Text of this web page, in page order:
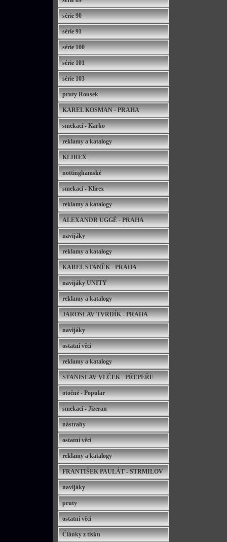
série 90
série 91
série 100
série 101
série 103
pruty Rousek
KAREL KOSMAN - PRAHA
smekací - Karko
reklamy a katalogy
KLIREX
nottinghamské
smekací - Klirex
reklamy a katalogy
ALEXANDR UGGÉ - PRAHA
navijáky
reklamy a katalogy
KAREL STANĚK - PRAHA
navijáky UNITY
reklamy a katalogy
JAROSLAV TVRDÍK - PRAHA
navijáky
ostatní věci
reklamy a katalogy
STANISLAV VLČEK - PŘEPEŘE
otočné - Popular
smekací - Jizeran
nástrahy
ostatní věci
reklamy a katalogy
FRANTIŠEK PAULÁT - STRMILOV
navijáky
pruty
ostatní věci
Články z tisku